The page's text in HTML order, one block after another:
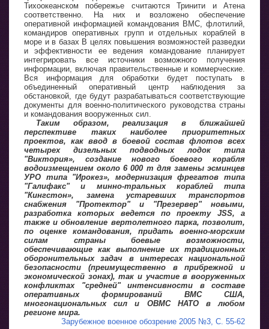
Тихоокеанском побережье считаются Тринити и Атена
соответственно. На них и возложено обеспечение
оперативной информацией командования ВМС, флотилий,
командиров оперативных групп и отдельных кораблей в
море и в базах В целях повышения возможностей разведки
и эффективности ее ведения командование планирует
интегрировать все источники возможного получения
информации, включая правительственные и коммерческие.
Вся информация для обработки будет поступать в
объединенный оперативный центр наблюдения за
обстановкой, где будут разрабатываться соответствующие
документы для военно-политического руководства страны
и командования вооруженных сил.
Таким образом, реализация в ближайшей
перспективе таких наиболее приоритетных
проектов, как ввод в боевой состав флотов всех
четырех дизельных подводных лодок типа
"Виктория», создание нового боевого корабля
водоизмещением около 6 000 т для замены эсминцев
УРО типа "Ирокез», модернизация фрегатов типа
"Галифакс" и минно-тральных кораблей типа
"Кингстон», замена устаревших транспортов
снабжения "Протектор" и "Презервер" новыми,
разработка которых ведется по проекту JSS, а
также и обновление вертолетного парка, позволит,
по оценке командования, придать военно-морским
силам страны боевые возможности,
обеспечивающие как выполнение их традиционных
оборонительных задач в интересах национальной
безопасности (преимущественно в прибрежной и
экономической зонах), так и участие в вооруженных
конфликтах "средней" интенсивности в составе
оперативных формирований ВМС США,
многонациональных сил и ОВМС НАТО в любом
регионе мира.
Зарубежное военное обозрение 2005 №3, С. 55-62